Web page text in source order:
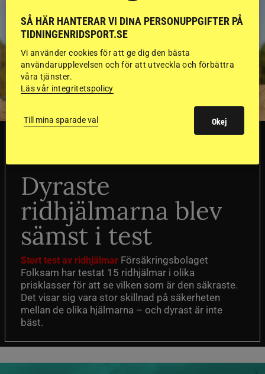
Dyraste
ridhjälmarna blev
sämst i test
Stort test av ridhjälmar Försäkringsbolaget
Folksam har testat 15 ridhjälmar i olika
prisklasser för att se vilken som är den säkraste.
Det visar sig vara stor skillnad på säkerheten
mellan de olika hjälmarna – och dyrast är inte
bäst.
SÅ HÄR HANTERAR VI DINA PERSONUPPGIFTER PÅ
TIDNINGENRIDSPORT.SE
Vi använder cookies för att ge dig den bästa
användarupplevelsen och för att utveckla och förbättra
våra tjänster.
Läs vår integritetspolicy
Till mina sparade val Okej